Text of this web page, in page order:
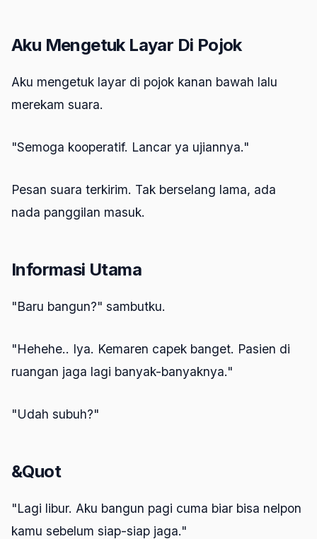
Aku Mengetuk Layar Di Pojok
Aku mengetuk layar di pojok kanan bawah lalu
merekam suara.
"Semoga kooperatif. Lancar ya ujiannya."
Pesan suara terkirim. Tak berselang lama, ada
nada panggilan masuk.
Informasi Utama
"Baru bangun?" sambutku.
"Hehehe.. Iya. Kemaren capek banget. Pasien di
ruangan jaga lagi banyak-banyaknya."
"Udah subuh?"
&Quot
"Lagi libur. Aku bangun pagi cuma biar bisa nelpon
kamu sebelum siap-siap jaga."